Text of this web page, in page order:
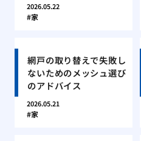
2026.05.22
家
網戸の取り替えで失敗し
ないためのメッシュ選び
のアドバイス
2026.05.21
家